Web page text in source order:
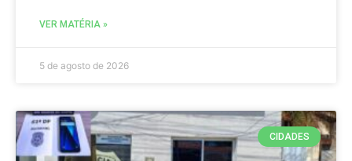
VER MATÉRIA »
5 de agosto de 2026
CIDADES